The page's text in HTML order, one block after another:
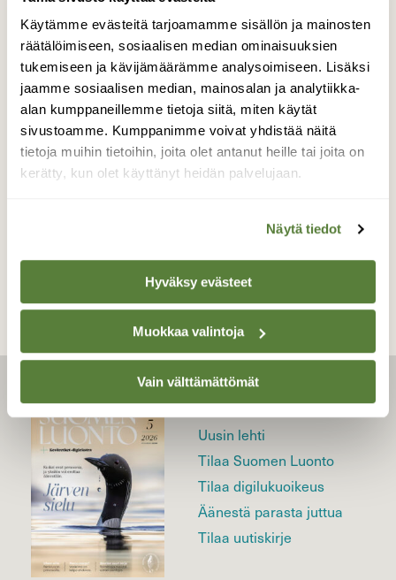
Käytämme evästeitä tarjoamamme sisällön ja mainosten
räätälöimiseen, sosiaalisen median ominaisuuksien
tukemiseen ja kävijämäärämme analysoimiseen. Lisäksi
jaamme sosiaalisen median, mainosalan ja analytiikka-
alan kumppaneillemme tietoja siitä, miten käytät
sivustoamme. Kumppanimme voivat yhdistää näitä
tietoja muihin tietoihin, joita olet antanut heille tai joita on
kerätty, kun olet käyttänyt heidän palvelujaan.
Näytä tiedot
Hyväksy evästeet
Muokkaa valintoja
Vain välttämättömät
Yhden yön polku
Aamuauringon säteet tavoittivat jäniksen
jäljet pakkasyön jälkeen.
Valokuvaaja: Marja-Liisa Paavola, Rauman Lappi,
Ruona 12.1.2015
TAKAISIN LISTAAN
LEHTI
Uusin lehti
Tilaa Suomen Luonto
Tilaa digilukuoikeus
Äänestä parasta juttua
Tilaa uutiskirje